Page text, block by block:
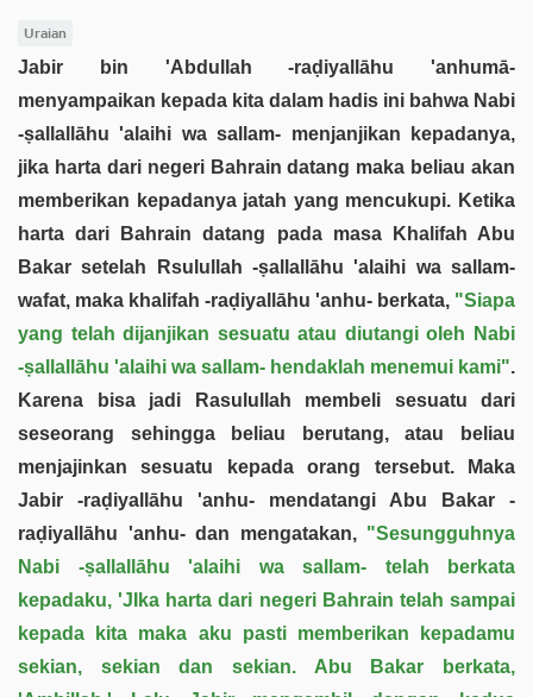
Uraian
Jabir bin 'Abdullah -raḍiyallāhu 'anhumā-
menyampaikan kepada kita dalam hadis ini bahwa Nabi
-ṣallallāhu 'alaihi wa sallam- menjanjikan kepadanya,
jika harta dari negeri Bahrain datang maka beliau akan
memberikan kepadanya jatah yang mencukupi. Ketika
harta dari Bahrain datang pada masa Khalifah Abu
Bakar setelah Rsulullah -ṣallallāhu 'alaihi wa sallam-
wafat, maka khalifah -raḍiyallāhu 'anhu- berkata, "Siapa
yang telah dijanjikan sesuatu atau diutangi oleh Nabi
-ṣallallāhu 'alaihi wa sallam- hendaklah menemui kami".
Karena bisa jadi Rasulullah membeli sesuatu dari
seseorang sehingga beliau berutang, atau beliau
menjajinkan sesuatu kepada orang tersebut. Maka
Jabir -raḍiyallāhu 'anhu- mendatangi Abu Bakar -
raḍiyallāhu 'anhu- dan mengatakan, "Sesungguhnya
Nabi -ṣallallāhu 'alaihi wa sallam- telah berkata
kepadaku, 'JIka harta dari negeri Bahrain telah sampai
kepada kita maka aku pasti memberikan kepadamu
sekian, sekian dan sekian. Abu Bakar berkata,